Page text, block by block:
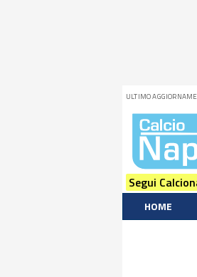
ULTIMO
Segui
HOME